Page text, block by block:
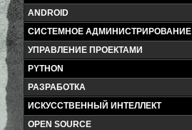
ANDROID
СИСТЕМНОЕ АДМИНИСТРИРОВАНИЕ
УПРАВЛЕНИЕ ПРОЕКТАМИ
PYTHON
РАЗРАБОТКА
ИСКУССТВЕННЫЙ ИНТЕЛЛЕКТ
OPEN SOURCE